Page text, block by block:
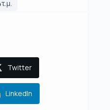
Twitter
LinkedIn